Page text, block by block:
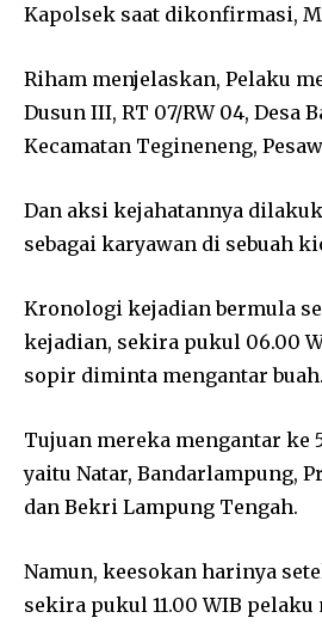
Kapolsek saat dikonfirmasi,
Riham menjelaskan, Pelaku
Dusun III, RT 07/RW 04, Desa
Kecamatan Tegineneng,
Dan aksi kejahatannya
sebagai karyawan di sebuah
Kronologi kejadian bermula
kejadian, sekira pukul 06.00
sopir diminta mengantar buah.
Tujuan mereka mengantar ke
yaitu Natar, Bandarlampung,
dan Bekri Lampung Tengah.
Namun, keesokan harinya
sekira pukul 11.00 WIB